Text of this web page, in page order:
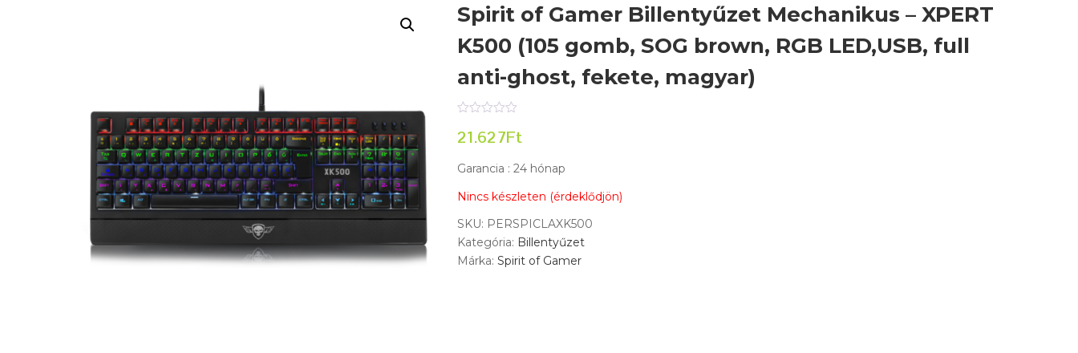
Spirit of Gamer Billentyűzet Mechanikus – XPERT
K500 (105 gomb, SOG brown, RGB LED,USB, full
anti-ghost, fekete, magyar)
21.627Ft
Garancia : 24 hónap
Nincs készleten (érdeklődjön)
SKU: PERSPICLAXK500
Kategória: Billentyűzet
Márka: Spirit of Gamer